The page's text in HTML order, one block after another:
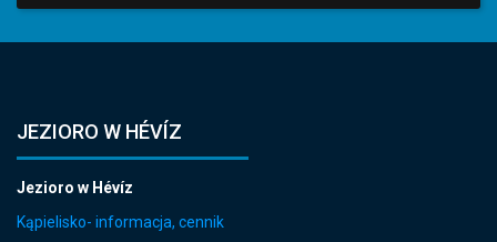
JEZIORO W HÉVÍZ
Jezioro w Hévíz
Kąpielisko- informacja, cennik